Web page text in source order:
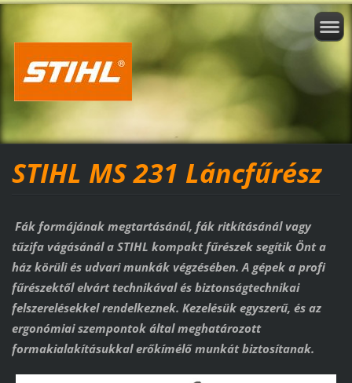
STIHL MS 231 Láncfűrész
Fák formájának megtartásánál, fák ritkításánál vagy
tűzifa vágásánál a STIHL kompakt fűrészek segítik Önt a
ház körüli és udvari munkák végzésében. A gépek a profi
fűrészektől elvárt technikával és biztonságtechnikai
felszerelésekkel rendelkeznek. Kezelésük egyszerű, és az
ergonómiai szempontok által meghatározott
formakialakításukkal erőkímélő munkát biztosítanak.